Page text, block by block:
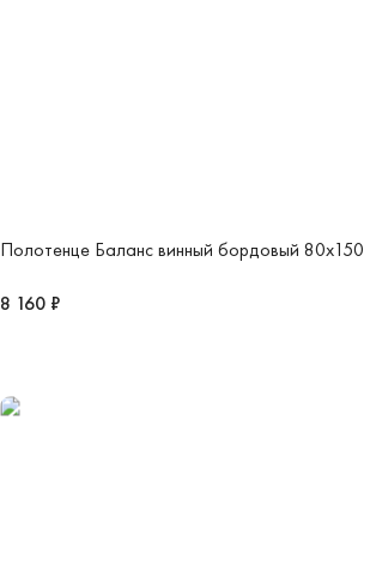
Полотенце Баланс винный бордовый 80x150
8 160 ₽